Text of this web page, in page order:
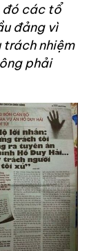
đó các tổ
đảng vì
trách nhiệm
phải